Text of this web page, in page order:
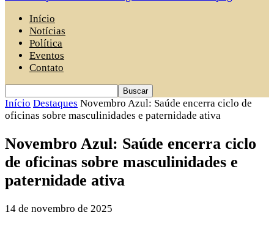
Início
Notícias
Política
Eventos
Contato
Início Destaques Novembro Azul: Saúde encerra ciclo de
oficinas sobre masculinidades e paternidade ativa
Novembro Azul: Saúde encerra ciclo
de oficinas sobre masculinidades e
paternidade ativa
14 de novembro de 2025